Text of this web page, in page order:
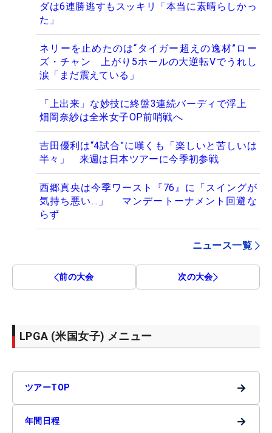
ダは6連勝逃すもスッキリ「本当に素晴らしかっ
た」
ネリーを止めたのは“タイガー超えの逸材”ロー
ズ・チャン 上がり5ホールの大逆転Vでうれし
涙「まだ震えている」
「上出来」な妙技に終盤3連続バーディで浮上
畑岡奈紗は全米女子OP前哨戦へ
吉田優利は“4試合”に嘆くも「楽しいと苦しいは
半々」 来週は日本ツアーに今季初参戦
西郷真央は今季ワースト『76』に「スイングが
気持ち悪い…」 マンデートーナメント回避な
らず
ニュース一覧
前の大会 次の大会
LPGA (米国女子) メニュー
ツアーTOP →
年間日程 →